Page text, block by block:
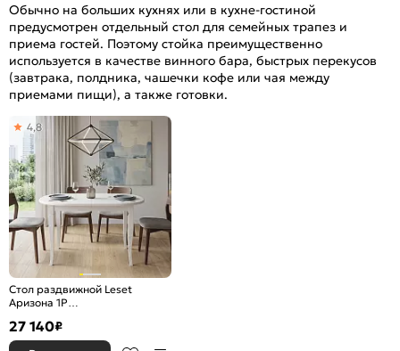
Обычно на больших кухнях или в кухне-гостиной
предусмотрен отдельный стол для семейных трапез и
приема гостей. Поэтому стойка преимущественно
используется в качестве винного бара, быстрых перекусов
(завтрака, полдника, чашечки кофе или чая между
приемами пищи), а также готовки.
Стол раздвижной Leset
Аризона 1Р
4,8
27 140₽